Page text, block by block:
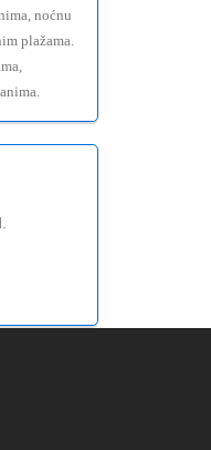
noćnu
plažama.